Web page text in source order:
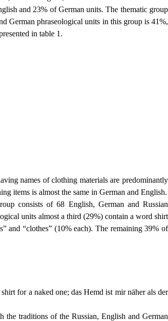
and 23% of German units. The thematic group
German phraseological units in this group is 41%,
in table 1.
names of clothing materials are predominantly
items is almost the same in German and English.
consists of 68 English, German and Russian
units almost a third (29%) contain a word shirt
and “clothes” (10% each). The remaining 39% of
for a naked one; das Hemd ist mir näher als der
the traditions of the Russian, English and German